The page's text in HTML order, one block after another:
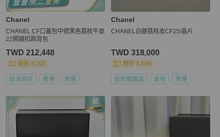
Chanel
CHANEL CF口蓋包中號黑色荔枝牛皮
22開銀扣肩背包
TWD 212,448
現折 8,000
狀況良好 香港 免運
Chanel
CHANEL白銀荔枝皮CF25/晶片
TWD 318,000
現折 4,500
近新閒置品 本地 免運